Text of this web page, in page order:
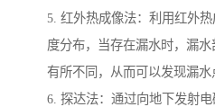
5. 红外热成像法：利用红外
度分布，当存在漏水时，漏
有所不同，从而可以发现漏水
6. 探达法：通过向地下发射